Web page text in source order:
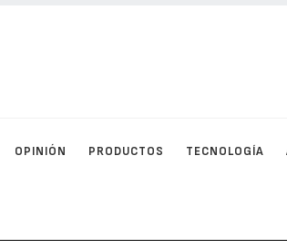
OPINIÓN PRODUCTOS TECNOLOGÍA